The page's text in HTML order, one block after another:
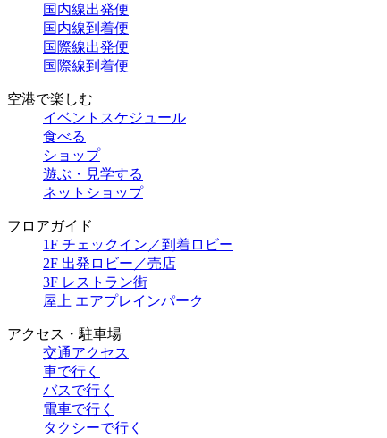
国内線出発便
国内線到着便
国際線出発便
国際線到着便
空港で楽しむ
イベントスケジュール
食べる
ショップ
遊ぶ・見学する
ネットショップ
フロアガイド
1F チェックイン／到着ロビー
2F 出発ロビー／売店
3F レストラン街
屋上 エアプレインパーク
アクセス・駐車場
交通アクセス
車で行く
バスで行く
電車で行く
タクシーで行く